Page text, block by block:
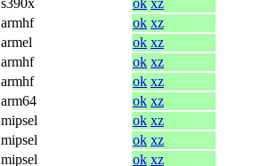
s390x ok xz
armhf ok xz
armel ok xz
armhf ok xz
armhf ok xz
arm64 ok xz
mipsel ok xz
mipsel ok xz
mipsel ok xz